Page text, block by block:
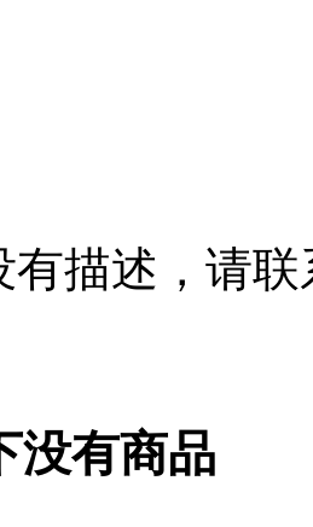
有描述，请
没有商品